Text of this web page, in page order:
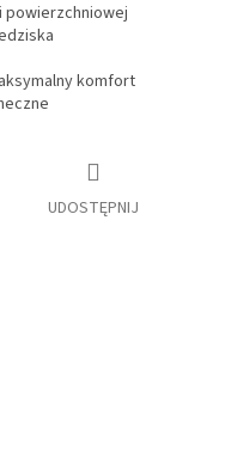
komfort
UDOSTĘPNIJ